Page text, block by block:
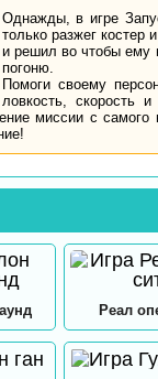
Однажды, в игре
только разжег костер
и решил во чтобы ему
погоню.
Помоги своему
ловкость, скорость
миссии с
Реал